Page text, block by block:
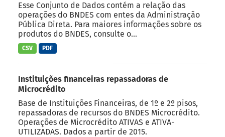
Esse Conjunto de Dados contém a relação das
operações do BNDES com entes da Administração
Pública Direta. Para maiores informações sobre os
produtos do BNDES, consulte o...
CSV PDF
Instituições financeiras repassadoras de
Microcrédito
Base de Instituições Financeiras, de 1º e 2º pisos,
repassadoras de recursos do BNDES Microcrédito.
Operações de Microcrédito ATIVAS e ATIVA-
UTILIZADAS. Dados a partir de 2015.